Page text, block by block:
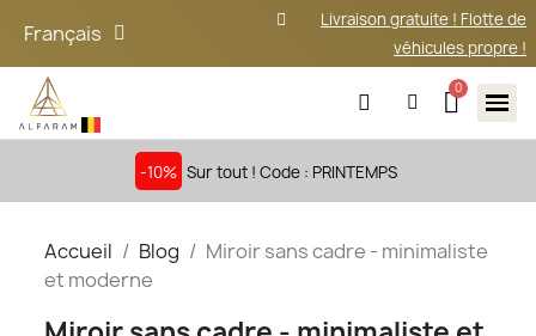
Français
Livraison gratuite ! Flotte de
véhicules propre !
-10% Sur tout ! Code : PRINTEMPS
Accueil Blog
Miroir sans cadre - minimaliste
et moderne